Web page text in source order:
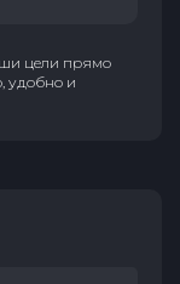
цели прямо
удобно и